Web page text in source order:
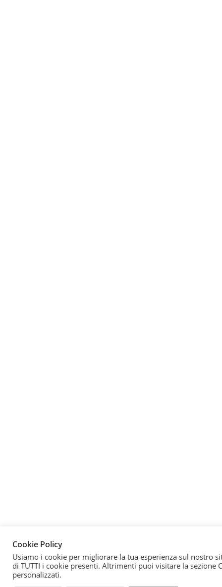
Cookie Policy
Usiamo i cookie per migliorare la tua esperienza sul nostro
di TUTTI i cookie presenti. Altrimenti puoi visitare la sezione
personalizzati.